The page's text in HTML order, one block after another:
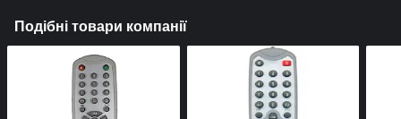
Подібні товари компанії